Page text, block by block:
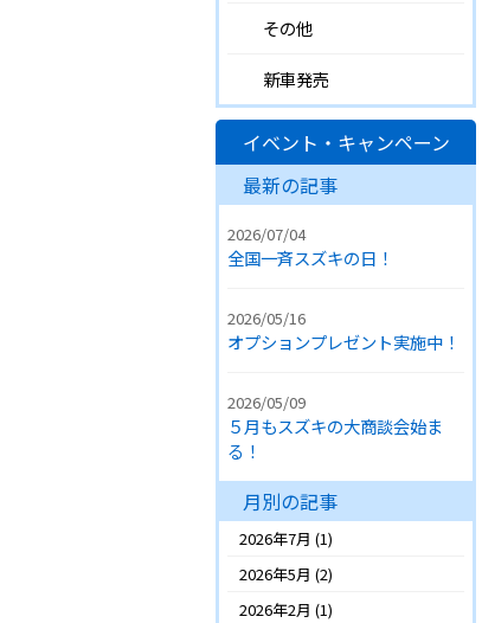
その他
新車発売
イベント・キャンペーン
最新の記事
2026/07/04
全国一斉スズキの日！
2026/05/16
オプションプレゼント実施中！
2026/05/09
５月もスズキの大商談会始ま
る！
月別の記事
2026年7月 (1)
2026年5月 (2)
2026年2月 (1)